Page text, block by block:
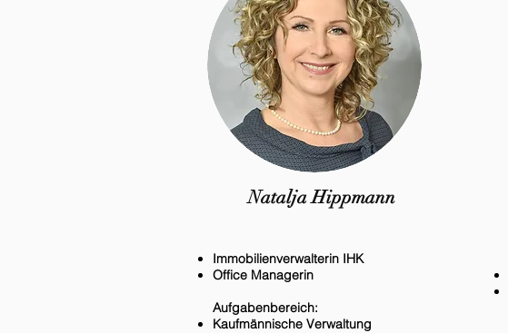
Natalja Hippmann
Immobilienverwalterin IHK
Office Managerin
Aufgabenbereich:
Kaufmännische Verwaltung